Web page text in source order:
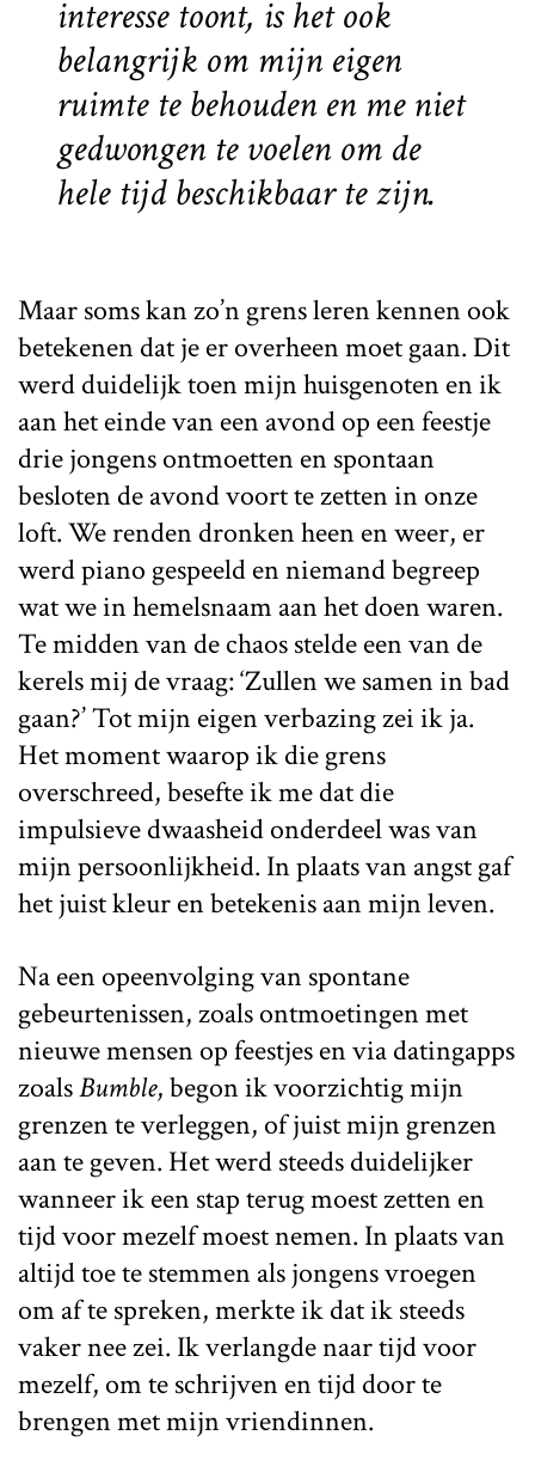
interesse toont, is het ook
belangrijk om mijn eigen
ruimte te behouden en me niet
gedwongen te voelen om de
hele tijd beschikbaar te zijn.
Maar soms kan zo’n grens leren kennen ook
betekenen dat je er overheen moet gaan. Dit
werd duidelijk toen mijn huisgenoten en ik
aan het einde van een avond op een feestje
drie jongens ontmoetten en spontaan
besloten de avond voort te zetten in onze
loft. We renden dronken heen en weer, er
werd piano gespeeld en niemand begreep
wat we in hemelsnaam aan het doen waren.
Te midden van de chaos stelde een van de
kerels mij de vraag: ‘Zullen we samen in bad
gaan?’ Tot mijn eigen verbazing zei ik ja.
Het moment waarop ik die grens
overschreed, besefte ik me dat die
impulsieve dwaasheid onderdeel was van
mijn persoonlijkheid. In plaats van angst gaf
het juist kleur en betekenis aan mijn leven.
Na een opeenvolging van spontane
gebeurtenissen, zoals ontmoetingen met
nieuwe mensen op feestjes en via datingapps
zoalsBumble, begon ik voorzichtig mijn
grenzen te verleggen, of juist mijn grenzen
aan te geven. Het werd steeds duidelijker
wanneer ik een stap terug moest zetten en
tijd voor mezelf moest nemen. In plaats van
altijd toe te stemmen als jongens vroegen
om af te spreken, merkte ik dat ik steeds
vaker nee zei. Ik verlangde naar tijd voor
mezelf, om te schrijven en tijd door te
brengen met mijn vriendinnen.